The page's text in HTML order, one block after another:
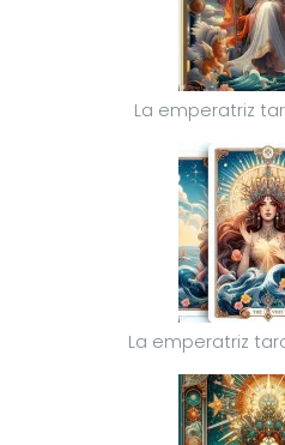
La emperatriz
La emperatriz